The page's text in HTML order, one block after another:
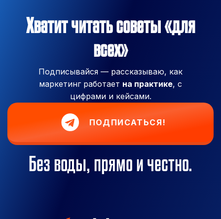
Хватит читать советы «для
всех»
Подписывайся — рассказываю, как
маркетинг работает на практике, с
цифрами и кейсами.
ПОДПИСАТЬСЯ!
Без воды, прямо и честно.